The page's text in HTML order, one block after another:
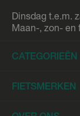
Dinsdag t.e.m.
Maan-, zon- en
CATEGORIEËN
Elektrische Fietsen
FIETSMERKEN
Trek